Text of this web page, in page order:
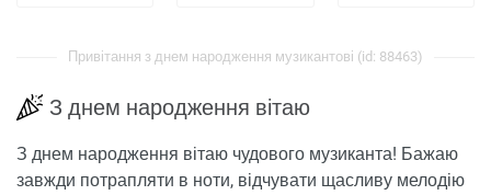
Привітання з днем ​​народження музикантові (id: 88463)
З днем ​​народження вітаю
З днем ​​народження вітаю чудового музиканта! Бажаю
завжди потрапляти в ноти, відчувати щасливу мелодію